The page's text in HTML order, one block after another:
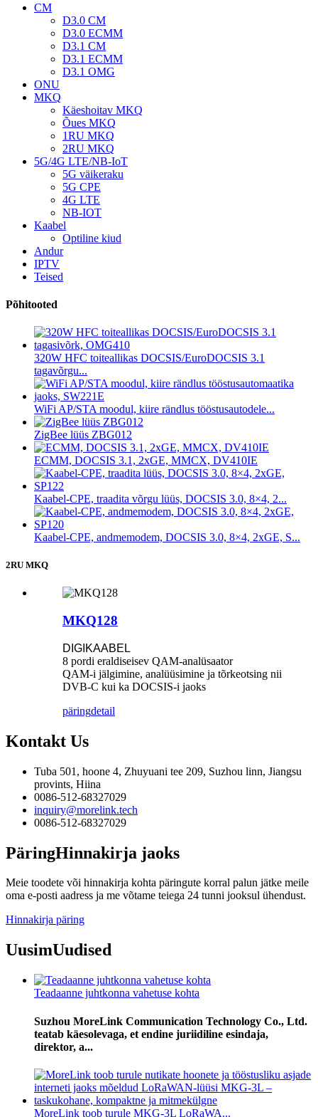
CM
D3.0 CM
D3.0 ECMM
D3.1 CM
D3.1 ECMM
D3.1 OMG
ONU
MKQ
Käeshoitav MKQ
Õues MKQ
1RU MKQ
2RU MKQ
5G/4G LTE/NB-IoT
5G väikeraku
5G CPE
4G LTE
NB-IOT
Kaabel
Optiline kiud
Andur
IPTV
Teised
Põhitooted
320W HFC toiteallikas DOCSIS/EuroDOCSIS 3.1
tagavõrgu...
WiFi AP/STA moodul, kiire rändlus tööstusautodele...
ZigBee lüüs ZBG012
ECMM, DOCSIS 3.1, 2xGE, MMCX, DV410IE
Kaabel-CPE, traadita võrgu lüüs, DOCSIS 3.0, 8×4, 2...
Kaabel-CPE, andmemodem, DOCSIS 3.0, 8×4, 2xGE, S...
2RU MKQ
MKQ128
DIGIKAABEL
8 pordi eraldiseisev QAM-analüsaator
QAM-i jälgimine, analüüsimine ja tõrkeotsing nii
DVB-C kui ka DOCSIS-i jaoks
päringdetail
Kontakt Us
Tuba 501, hoone 4, Zhuyuani tee 209, Suzhou linn, Jiangsu
provints, Hiina
0086-512-68327029
inquiry@morelink.tech
0086-512-68327029
PäringHinnakirja jaoks
Meie toodete või hinnakirja kohta päringute korral palun jätke meile
oma e-posti aadress ja me võtame teiega 24 tunni jooksul ühendust.
Hinnakirja päring
UusimUudised
Teadaanne juhtkonna vahetuse kohta
Suzhou MoreLink Communication Technology Co., Ltd.
teatab käesolevaga, et endine juriidiline esindaja,
direktor, a...
MoreLink toob turule MKG-3L LoRaWA...